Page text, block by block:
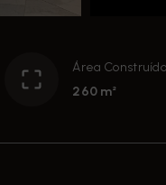
Área Construída
260 m²